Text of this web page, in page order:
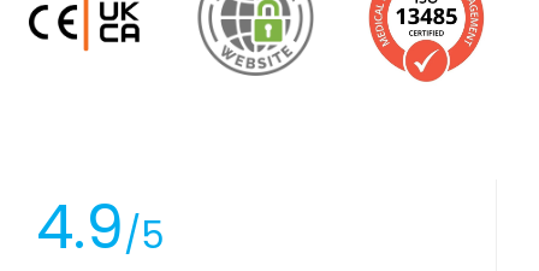
4.9/5